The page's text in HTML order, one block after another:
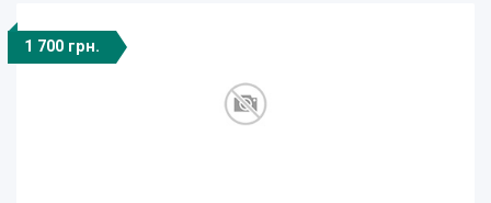
1 700 грн.